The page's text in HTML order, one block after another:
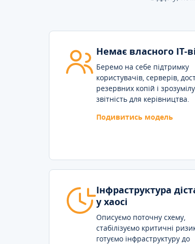
Немає власного IT-
Беремо на себе підтримку
користувачів, серверів,
резервних копій і зрозумілу
звітність для керівництва.
Подивитись модель
Інфраструктура
у хаосі
Описуємо поточну схему,
стабілізуємо критичні
готуємо інфраструктуру до